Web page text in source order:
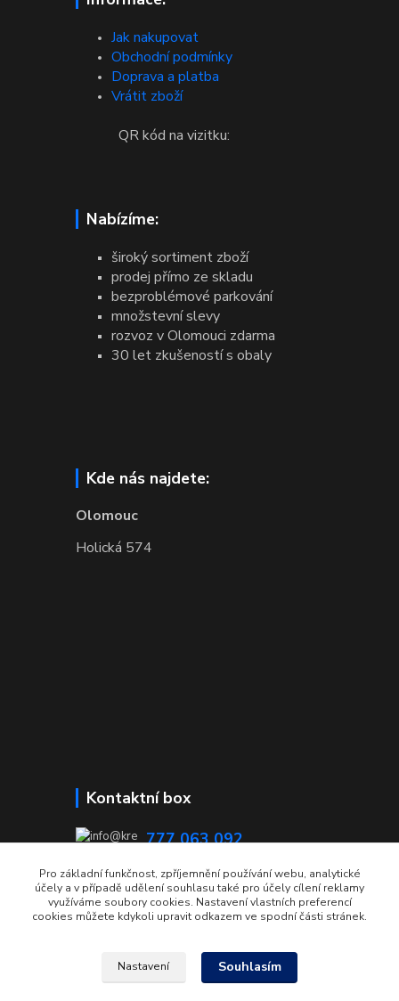
Jak nakupovat
Obchodní podmínky
Doprava a platba
Vrátit zboží
QR kód na vizitku:
Nabízíme:
široký sortiment zboží
prodej přímo ze skladu
bezproblémové parkování
množstevní slevy
rozvoz v Olomouci zdarma
30 let zkušeností s obaly
Kde nás najdete:
Olomouc
Holická 574
Kontaktní box
777 063 092
info@krecmer.cz
Pro základní funkčnost, zpříjemnění používání webu, analytické
účely a v případě udělení souhlasu také pro účely cílení reklamy
využíváme soubory cookies. Nastavení vlastních preferencí
cookies můžete kdykoli upravit odkazem ve spodní části stránek.
Nastavení Souhlasím